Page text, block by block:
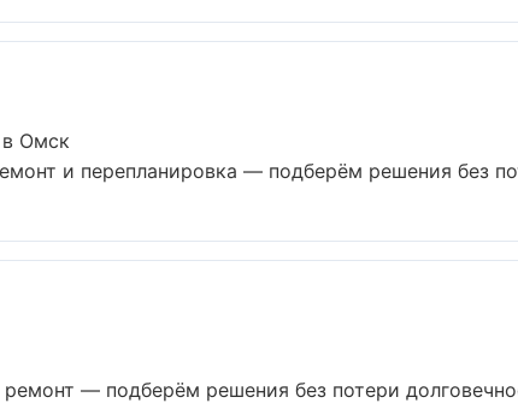
в Омск
и перепланировка — подберём решения без
— подберём решения без потери